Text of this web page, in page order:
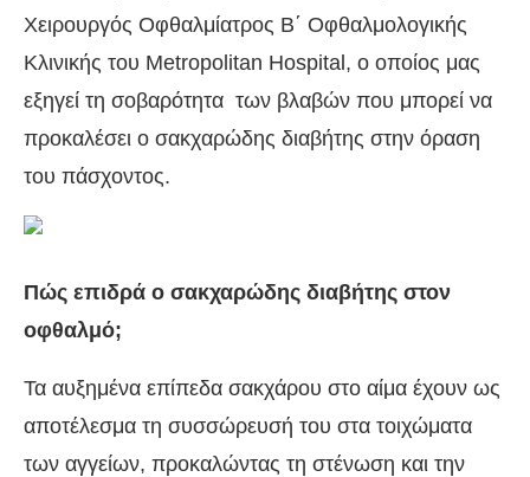
Χειρουργός Οφθαλμίατρος Β΄ Οφθαλμολογικής
Κλινικής του Metropolitan Hospital, ο οποίος μας
εξηγεί τη σοβαρότητα των βλαβών που μπορεί να
προκαλέσει ο σακχαρώδης διαβήτης στην όραση
του πάσχοντος.
Πώς επιδρά ο σακχαρώδης διαβήτης στον
οφθαλμό;
Τα αυξημένα επίπεδα σακχάρου στο αίμα έχουν ως
αποτέλεσμα τη συσσώρευσή του στα τοιχώματα
των αγγείων, προκαλώντας τη στένωση και την